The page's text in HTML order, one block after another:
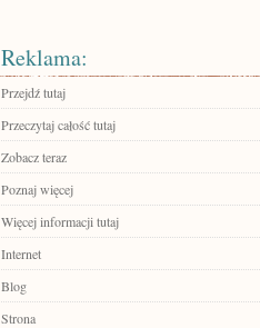
Reklama:
Przejdź tutaj
Przeczytaj całość tutaj
Zobacz teraz
Poznaj więcej
Więcej informacji tutaj
Internet
Blog
Strona